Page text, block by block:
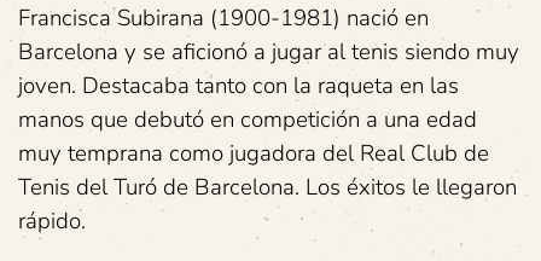
Francisca Subirana (1900-1981) nació en
Barcelona y se aficionó a jugar al tenis siendo muy
joven. Destacaba tanto con la raqueta en las
manos que debutó en competición a una edad
muy temprana como jugadora del Real Club de
Tenis del Turó de Barcelona. Los éxitos le llegaron
rápido.